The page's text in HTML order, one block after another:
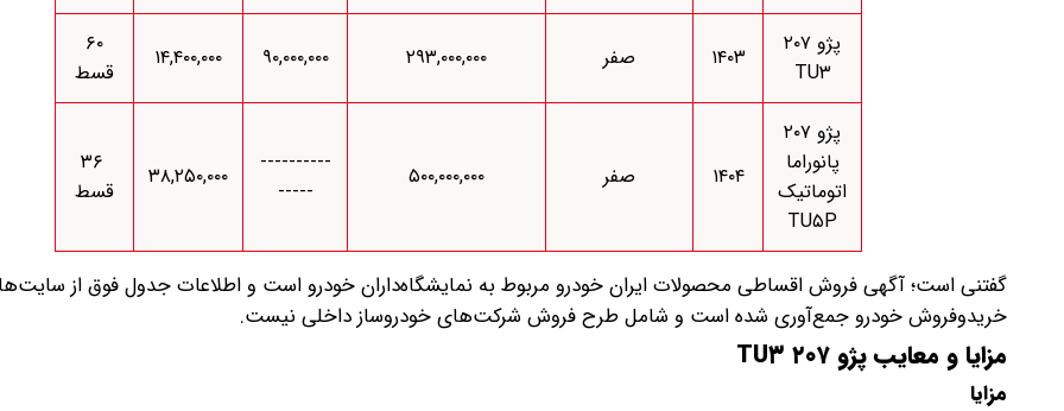
پژو ۲۰۷
TU۳
۱۴۰۳ صفر ۲۹۳,۰۰۰,۰۰۰ ۹۰,۰۰۰,۰۰۰ ۱۴,۴۰۰,۰۰۰
۶۰
قسط
پژو ۲۰۷
پانوراما
اتوماتیک
TU۵P
۱۴۰۴ صفر ۵۰۰,۰۰۰,۰۰۰
----------
-----
۳۸,۲۵۰,۰۰۰
۳۶
قسط
گفتنی است؛ آگهی فروش اقساطی محصولات ایران خودرو مربوط به نمایشگاه‌داران خودرو است و اطلاعات جدول فوق از
خریدوفروش خودرو جمع‌آوری شده است و شامل طرح‌ فروش شرکت‌های خودروساز داخلی نیست.
مزایا و معایب پژو ۲۰۷ TU۳
مزایا